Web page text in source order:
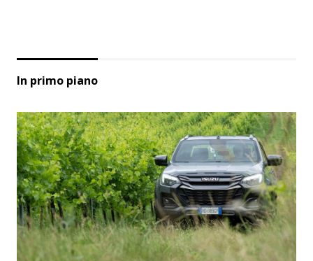
In primo piano